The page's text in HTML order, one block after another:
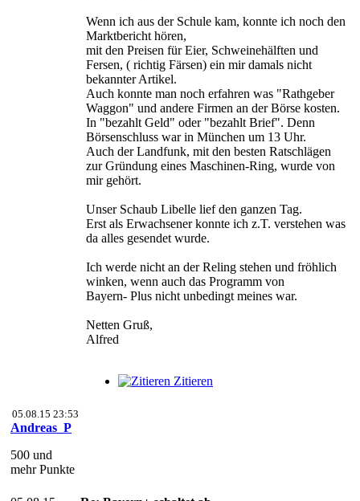
Wenn ich aus der Schule kam, konnte ich noch den
Marktbericht hören,
mit den Preisen für Eier, Schweinehälften und
Fersen, ( richtig Färsen) ein mir damals nicht
bekannter Artikel.
Auch konnte man noch erfahren was "Rathgeber
Waggon" und andere Firmen an der Börse kosten.
In "bezahlt Geld" oder "bezahlt Brief". Denn
Börsenschluss war in München um 13 Uhr.
Auch der Landfunk, mit den besten Ratschlägen
zur Gründung eines Maschinen-Ring, wurde von
mir gehört.
Unser Schaub Libelle lief den ganzen Tag.
Erst als Erwachsener konnte ich z.T. verstehen was
da alles gesendet wurde.
Ich werde nicht an der Reling stehen und fröhlich
winken, wenn auch das Programm von
Bayern- Plus nicht unbedingt meines war.
Netten Gruß,
Alfred
Zitieren
05.08.15 23:53
Andreas_P
500 und
mehr Punkte